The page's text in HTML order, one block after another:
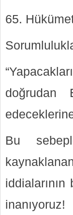
65.
doğrudan
Bu
inanıyoruz!